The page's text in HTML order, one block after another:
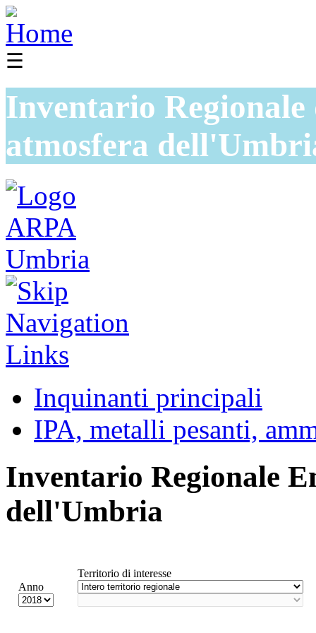
☰
Inventario
atmosfera
Inquinanti principali
IPA, metalli pesanti,
Inventario Regionale
dell'Umbria
Anno
Territorio di interesse